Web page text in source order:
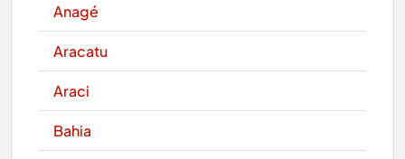
Anagé
Aracatu
Araci
Bahia